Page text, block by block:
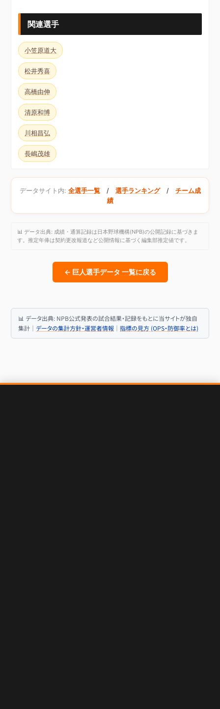
関連選手
小笠原道大
松井秀喜
高橋由伸
清原和博
川相昌弘
長嶋茂雄
データサイト内: 全選手一覧/ 選手ランキング/ チーム成
績
📊 データ出典: 成績・通算記録は日本野球機構(NPB)の公開記録に基づきま
す。推定年俸は契約更改報道など公開情報に基づく編集部推定値です。
← 巨人選手データ 一覧に戻る
📊 データ出典: NPB公式発表の試合結果・記録をもとに当サイトが独自
集計｜ データの集計方針・運営者情報 ｜ 指標の見方 (OPS・防御率とは)